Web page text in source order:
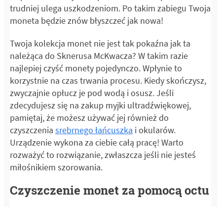
trudniej ulega uszkodzeniom. Po takim zabiegu Twoja
moneta będzie znów błyszczeć jak nowa!
Twoja kolekcja monet nie jest tak pokaźna jak ta
należąca do Sknerusa McKwacza? W takim razie
najlepiej czyść monety pojedynczo. Wpłynie to
korzystnie na czas trwania procesu. Kiedy skończysz,
zwyczajnie opłucz je pod wodą i osusz. Jeśli
zdecydujesz się na zakup myjki ultradźwiękowej,
pamiętaj, że możesz używać jej również do
czyszczenia srebrnego łańcuszka i okularów.
Urządzenie wykona za ciebie całą pracę! Warto
rozważyć to rozwiązanie, zwłaszcza jeśli nie jesteś
miłośnikiem szorowania.
Czyszczenie monet za pomocą octu